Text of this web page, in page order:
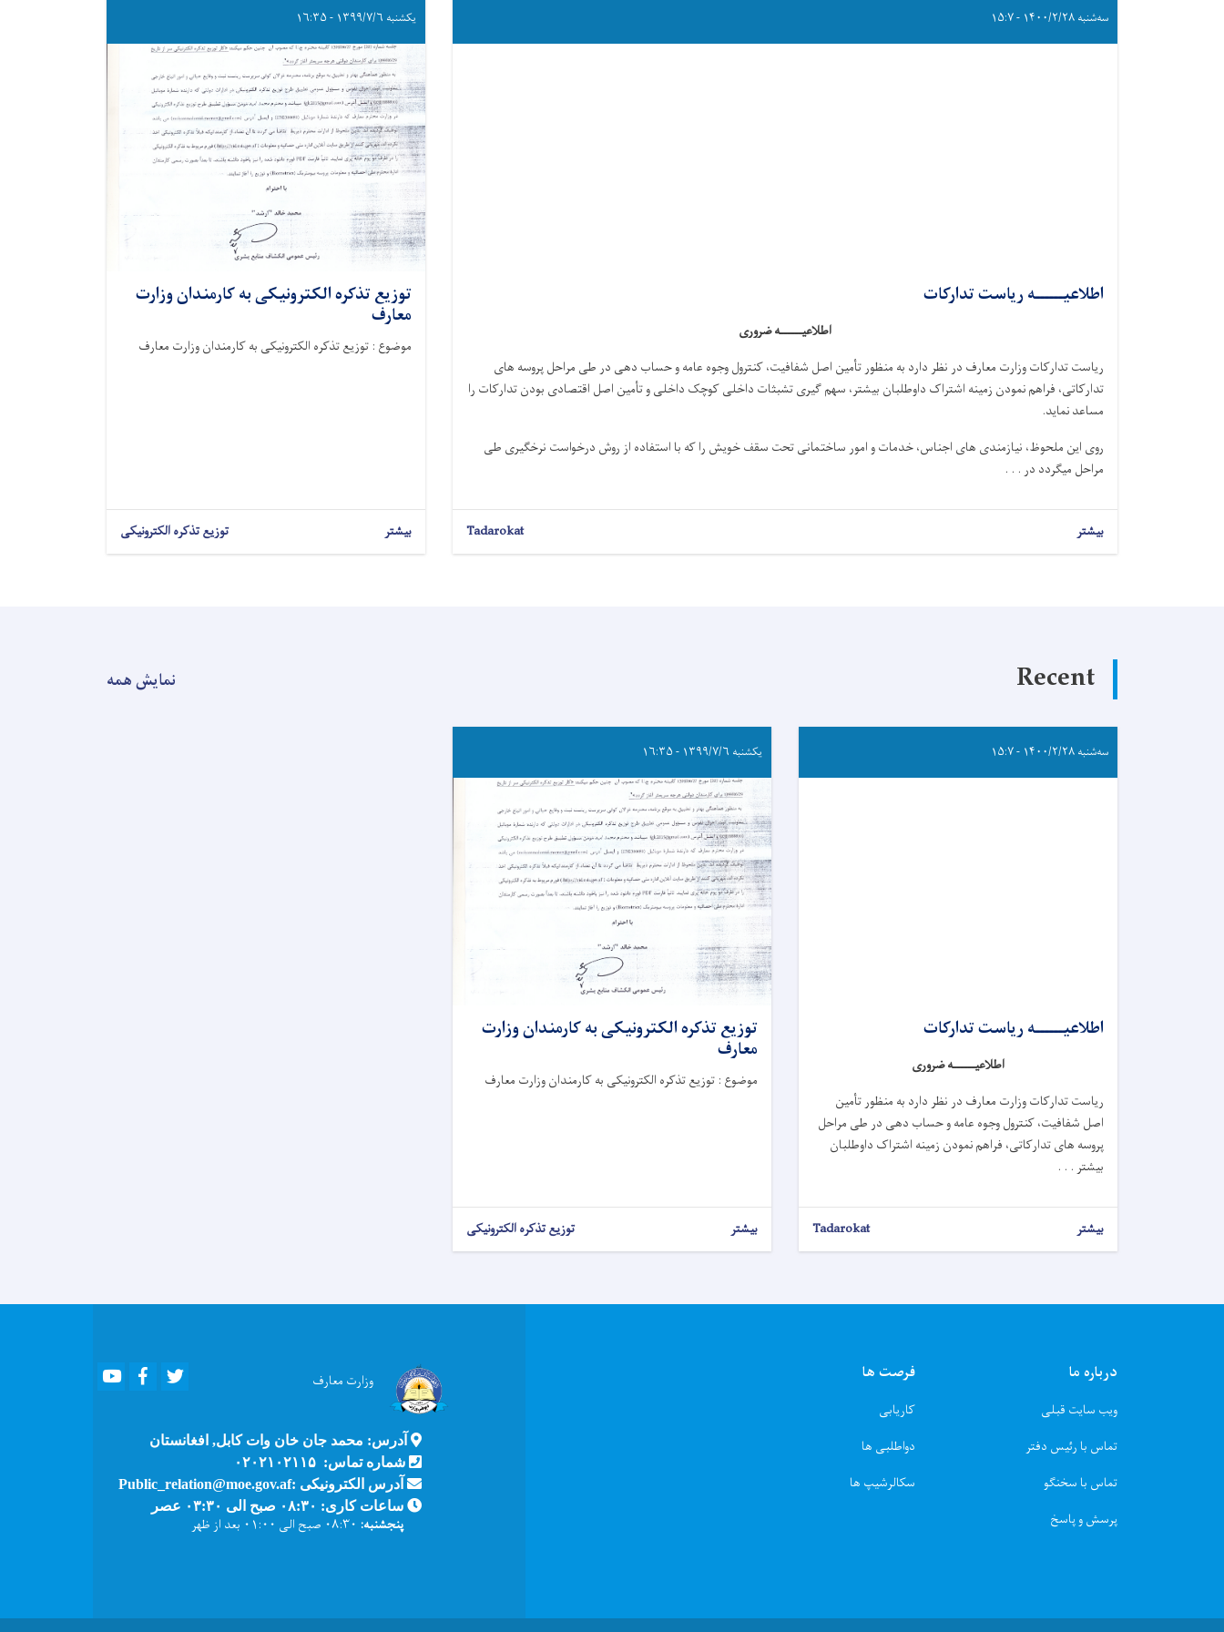
سه‌شنبه ۱۴۰۰/۲/۲۸ - ۱۵:۷
اطلاعیــــــه ریاست تدارکات
اطلاعیــــــه ضروری
ریاست تدارکات وزارت معارف در نظر دارد به منظور تأمین اصل شفافیت، کنترول وجوه عامه و حساب دهی در طی مراحل پروسه های
تدارکاتی، فراهم نمودن زمینه اشتراک داوطلبان بیشتر، سهم گیری تشبثات داخلی کوچک داخلی و تأمین اصل اقتصادی بودن تدارکات را
مساعد نماید.
روی این ملحوظ، نیازمندی های اجناس، خدمات و امور ساختمانی تحت سقف خویش را که با استفاده از روش درخواست نرخگیری طی
مراحل میگردد در . . .
بیشتر Tadarokat
یکشنبه ۱۳۹۹/۷/۶ - ۱۶:۳۵
توزیع تذکره الکترونیکی به کارمندان وزارت
معارف
موضوع : توزیع تذکره الکترونیکی به کارمندان وزارت معارف
بیشتر توزیع تذکره الکترونیکی
Recent نمایش همه
سه‌شنبه ۱۴۰۰/۲/۲۸ - ۱۵:۷
اطلاعیــــــه ریاست تدارکات
اطلاعیــــــه ضروری
ریاست تدارکات وزارت معارف در نظر دارد به منظور تأمین
اصل شفافیت، کنترول وجوه عامه و حساب دهی در طی مراحل
پروسه های تدارکاتی، فراهم نمودن زمینه اشتراک داوطلبان
بیشتر . . .
بیشتر Tadarokat
یکشنبه ۱۳۹۹/۷/۶ - ۱۶:۳۵
توزیع تذکره الکترونیکی به کارمندان وزارت
معارف
موضوع : توزیع تذکره الکترونیکی به کارمندان وزارت معارف
بیشتر توزیع تذکره الکترونیکی
درباره ما
ویب سایت قبلی
تماس با رئیس دفتر
تماس با سخنگو
پرسش و پاسخ
فرصت ها
کاریابی
دواطلبی ها
سکالرشیپ ها
وزارت معارف Youtube Facebook
آدرس: محمد جان خان وات کابل, افغانستان
شماره تماس: ۰۲۰۲۱۰۲۱۱۵
آدرس الکترونیکی :Public_relation@moe.gov.af
ساعات کاری: ۰۸:۳۰ صبح الی ۰۳:۳۰ عصر
پنجشنبه: